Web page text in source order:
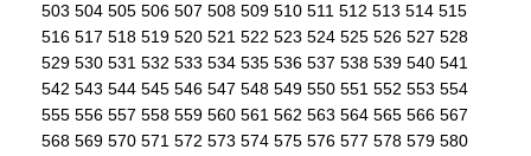
503 504 505 506 507 508 509 510 511 512 513 514 515
516 517 518 519 520 521 522 523 524 525 526 527 528
529 530 531 532 533 534 535 536 537 538 539 540 541
542 543 544 545 546 547 548 549 550 551 552 553 554
555 556 557 558 559 560 561 562 563 564 565 566 567
568 569 570 571 572 573 574 575 576 577 578 579 580